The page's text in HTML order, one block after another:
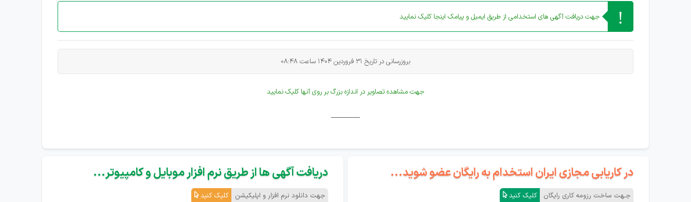
جهت دریافت آگهی های استخدامی از طریق ایمیل و پیامک اینجا کلیک نمایید
بروزرسانی در تاریخ 31 فروردین 1404 ساعت 08:48
جهت مشاهده تصاویر در اندازه بزرگ بر روی آنها کلیک نمایید
________
در کاریابی مجازی ایران استخدام به رایگان عضو شوید...
جـهت ساخت رزومه کاری رایگان کلیک کنید
دریافت آگهی ها از طریق نرم افزار موبایل و کامپیوتر...
جهت دانلود نرم افزار و اپلیکیشن کلیک کنید